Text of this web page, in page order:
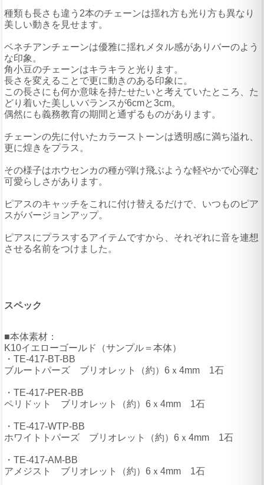
種類も長さも違う2本のチェーンは揺れ方も光り方も異なり
美しい動きを見せます。
ベネチアンチェーンは優雅に揺れメタル感がありバーのよう
な印象。
角小豆のチェーンはキラキラと光ります。
長さを変えることで更に動きのある印象に。
この長さにも何か意味を持たせたいと考えていたところ、た
どり着いた美しいバランスが6cmと3cm。
偶然にも義務教育の期間と通ずるものがあります。
チェーンの先に付いたカラーストーンは透明感に満ち溢れ、
更に煌きをプラス。
その様子はホウセンカの種が弾け飛ぶような軽やかで心弾む
可愛らしさがあります。
ピアスのキャッチをこれに付け替えるだけで、いつものピア
スがバージョンアップ。
ピアスにプラスするアイテムですから、それぞれに音を連想
させる名前をつけました。
スペック
■本体素材：
K10イエローゴールド（サンプル＝本体）
・TE-417-BT-BB
ブルートパーズ ブリオレット（約）6ｘ4mm 1石
・TE-417-PER-BB
ペリドット ブリオレット（約）6ｘ4mm 1石
・TE-417-WTP-BB
ホワイトトパーズ ブリオレット（約）6ｘ4mm 1石
・TE-417-AM-BB
アメジスト ブリオレット（約）6ｘ4mm 1石